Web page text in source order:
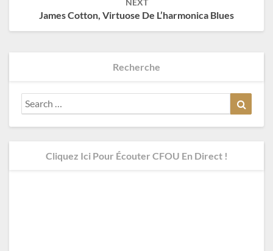
James Cotton, Virtuose De L’harmonica Blues
Recherche
Search
for:
Cliquez Ici Pour Écouter CFOU En Direct !